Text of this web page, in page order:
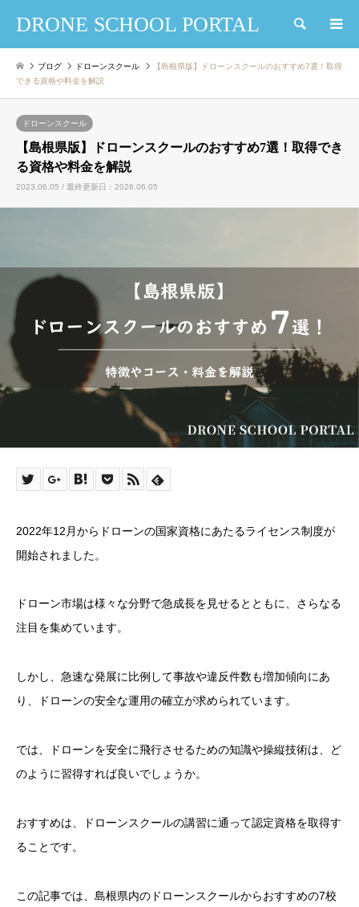
DRONE SCHOOL PORTAL 検索
ブログ ドローンスクール
【島根県版】ドローンスクールのおすすめ7選！取得
できる資格や料金を解説
ドローンスクール
【島根県版】ドローンスクールのおすすめ7選！取得でき
る資格や料金を解説
2023.06.05 / 最終更新日：2026.06.05
2022年12月からドローンの国家資格にあたるライセンス制度が
開始されました。
ドローン市場は様々な分野で急成長を見せるとともに、さらなる
注目を集めています。
しかし、急速な発展に比例して事故や違反件数も増加傾向にあ
り、ドローンの安全な運用の確立が求められています。
では、ドローンを安全に飛行させるための知識や操縦技術は、ど
のように習得すれば良いでしょうか。
おすすめは、ドローンスクールの講習に通って認定資格を取得す
ることです。
この記事では、島根県内のドローンスクールからおすすめの7校